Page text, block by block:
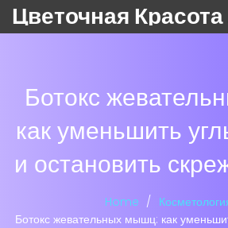
Ботокс
как уменьшить
и остановить
Home
Ботокс жевательных мышц: как